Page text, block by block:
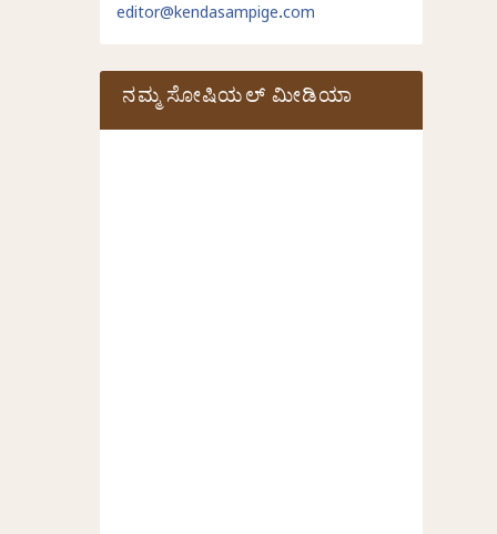
editor@kendasampige.com
ನಮ್ಮ ಸೋಷಿಯಲ್‌ ಮೀಡಿಯಾ